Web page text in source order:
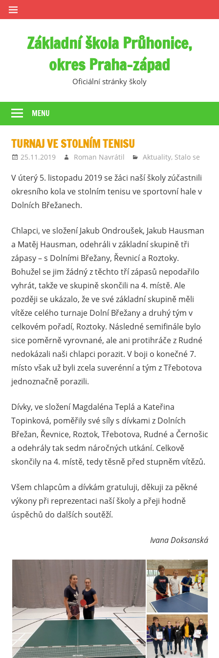
Skip
to
Základní škola Průhonice,
okres Praha-západ
Oficiální stránky školy
MENU
TURNAJ VE STOLNÍM TENISU
25.11.2019 Roman Navrátil Aktuality, Stalo se
V úterý 5. listopadu 2019 se žáci naší školy zúčastnili
okresního kola ve stolním tenisu ve sportovní hale v
Dolních Břežanech.
Chlapci, ve složení Jakub Ondroušek, Jakub Hausman
a Matěj Hausman, odehráli v základní skupině tři
zápasy – s Dolními Břežany, Řevnicí a Roztoky.
Bohužel se jim žádný z těchto tří zápasů nepodařilo
vyhrát, takže ve skupině skončili na 4. místě. Ale
později se ukázalo, že ve své základní skupině měli
vítěze celého turnaje Dolní Břežany a druhý tým v
celkovém pořadí, Roztoky. Následné semifinále bylo
sice poměrně vyrovnané, ale ani protihráče z Rudné
nedokázali naši chlapci porazit. V boji o konečné 7.
místo však už byli zcela suverénní a tým z Třebotova
jednoznačně porazili.
Dívky, ve složení Magdaléna Teplá a Kateřina
Topinková, poměřily své síly s dívkami z Dolních
Břežan, Řevnice, Roztok, Třebotova, Rudné a Černošic
a odehrály tak sedm náročných utkání. Celkově
skončily na 4. místě, tedy těsně před stupněm vítězů.
Všem chlapcům a dívkám gratuluji, děkuji za pěkné
výkony při reprezentaci naší školy a přeji hodně
úspěchů do dalších soutěží.
Ivana Doksanská